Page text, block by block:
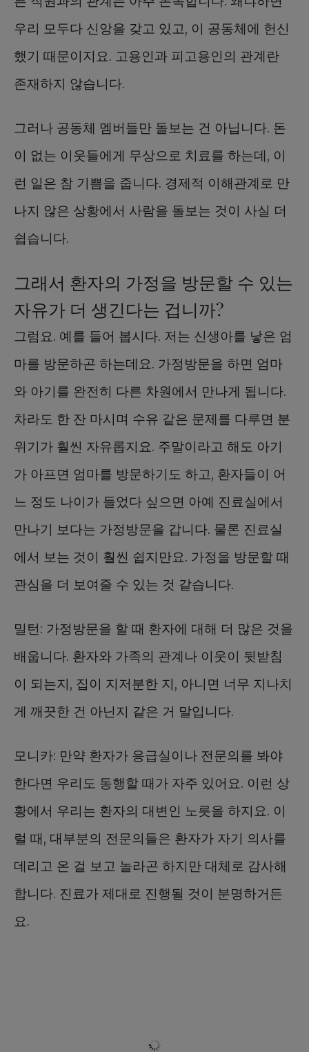
우리 모두다 신앙을 갖고 있고, 이 공동체에 헌신
했기 때문이지요. 고용인과 피고용인의 관계란
존재하지 않습니다.
그러나 공동체 멤버들만 돌보는 건 아닙니다. 돈
이 없는 이웃들에게 무상으로 치료를 하는데, 이
런 일은 참 기쁨을 줍니다. 경제적 이해관계로 만
나지 않은 상황에서 사람을 돌보는 것이 사실 더
쉽습니다.
그래서 환자의 가정을 방문할 수 있는
자유가 더 생긴다는 겁니까?
그럼요. 예를 들어 봅시다. 저는 신생아를 낳은 엄
마를 방문하곤 하는데요. 가정방문을 하면 엄마
와 아기를 완전히 다른 차원에서 만나게 됩니다.
차라도 한 잔 마시며 수유 같은 문제를 다루면 분
위기가 훨씬 자유롭지요. 주말이라고 해도 아기
가 아프면 엄마를 방문하기도 하고, 환자들이 어
느 정도 나이가 들었다 싶으면 아예 진료실에서
만나기 보다는 가정방문을 갑니다. 물론 진료실
에서 보는 것이 훨씬 쉽지만요. 가정을 방문할 때
관심을 더 보여줄 수 있는 것 같습니다.
밀턴: 가정방문을 할 때 환자에 대해 더 많은 것을
배웁니다. 환자와 가족의 관계나 이웃이 뒷받침
이 되는지, 집이 지저분한 지, 아니면 너무 지나치
게 깨끗한 건 아닌지 같은 거 말입니다.
모니카: 만약 환자가 응급실이나 전문의를 봐야
한다면 우리도 동행할 때가 자주 있어요. 이런 상
황에서 우리는 환자의 대변인 노릇을 하지요. 이
럴 때, 대부분의 전문의들은 환자가 자기 의사를
데리고 온 걸 보고 놀라곤 하지만 대체로 감사해
합니다. 진료가 제대로 진행될 것이 분명하거든
요.